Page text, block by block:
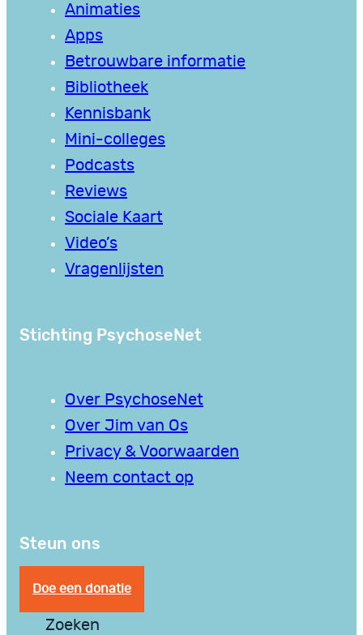
Animaties
Apps
Betrouwbare informatie
Bibliotheek
Kennisbank
Mini-colleges
Podcasts
Reviews
Sociale Kaart
Video’s
Vragenlijsten
Stichting PsychoseNet
Over PsychoseNet
Over Jim van Os
Privacy & Voorwaarden
Neem contact op
Steun ons
Doe een donatie
Zoeken